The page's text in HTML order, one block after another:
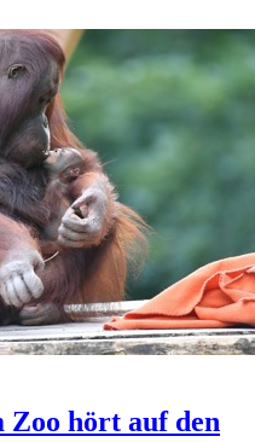
Zoo hört auf den